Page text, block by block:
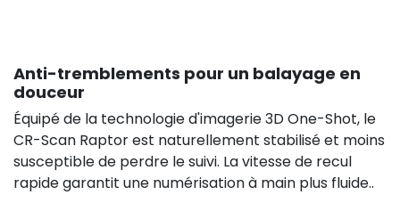
Anti-tremblements pour un balayage en
douceur
Équipé de la technologie d'imagerie 3D One-Shot, le
CR-Scan Raptor est naturellement stabilisé et moins
susceptible de perdre le suivi. La vitesse de recul
rapide garantit une numérisation à main plus fluide..